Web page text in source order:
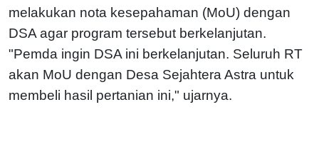
melakukan nota kesepahaman (MoU) dengan
DSA agar program tersebut berkelanjutan.
"Pemda ingin DSA ini berkelanjutan. Seluruh RT
akan MoU dengan Desa Sejahtera Astra untuk
membeli hasil pertanian ini," ujarnya.